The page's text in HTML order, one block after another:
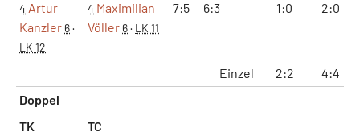
4 Artur
Kanzler 6·
LK 12
4 Maximilian
Völler 6· LK 11
7:5 6:3 1:0 2:0
Einzel 2:2 4:4
Doppel
TK
TC